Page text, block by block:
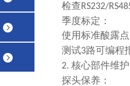
检查RS232/
季度标定：
使用标准酸露
测试3路可编程
2. 核心部件维护
探头保养：